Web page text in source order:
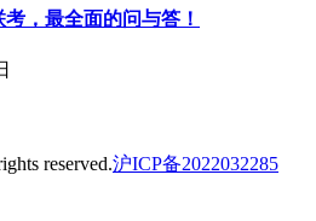
，最全面的问与答！
reserved.沪ICP备2022032285